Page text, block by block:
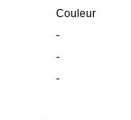
Couleur
-
-
-